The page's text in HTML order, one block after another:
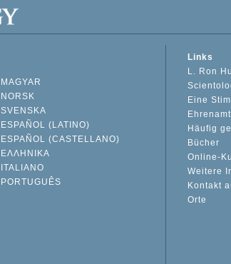
MAGYAR
NORSK
SVENSKA
ESPAÑOL (LATINO)
ESPAÑOL (CASTELLANO)
ΕΛΛΗΝΙΚA
ITALIANO
PORTUGUÊS
Links
L. Ron
Eine
Häufig
Bücher
Online-
Weitere
Kontakt
Orte